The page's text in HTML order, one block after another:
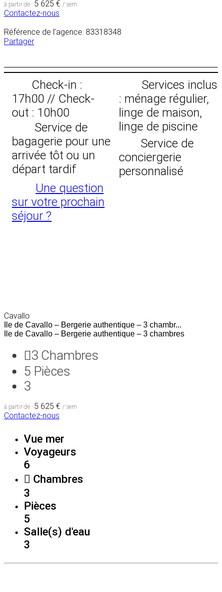
à partir de : 5 625 € / sem
Contactez-nous
Référence de l’agence: 83318348
Partager
Check-in :
17h00 // Check-
out : 10h00
Service de
bagagerie pour une
arrivée tôt ou un
départ tardif
Une question
sur votre prochain
séjour ?
Services inclus
: ménage régulier,
linge de maison,
linge de piscine
Service de
conciergerie
personnalisé
Cavallo
Ile de Cavallo – Bergerie authentique – 3 chambr...
Ile de Cavallo – Bergerie authentique – 3 chambres
3 Chambres
5 Pièces
3
à partir de : 5 625 € / sem
Contactez-nous
Vue mer
Voyageurs
6
Chambres
3
Pièces
5
Salle(s) d'eau
3